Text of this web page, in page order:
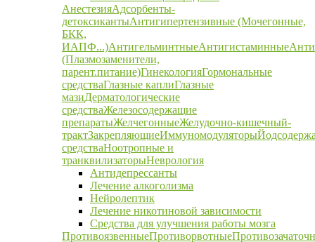
АнестезияАдсорбенты-
детоксикантыАнтигипертензивные (Мочегонные,
БКК,
ИАПФ...)АнтигельминтныеАнтигистаминные
(Плазмозаменители,
парент.питание)ГинекологияГормональные
средстваГлазные каплиГлазные
мазиДерматологические
средстваЖелезосодержащие
препаратыЖелчегонныеЖелудочно-кишечный-
трактЗакрепляющиеИммуномодуляторы
средстваНоотропные и
транквилизаторыНеврология
Антидепрессанты
Лечение алкоголизма
Нейролептик
Лечение никотиновой зависимости
Средства для улучшения работы мозга
ПротивоязвенныеПротиворвотные